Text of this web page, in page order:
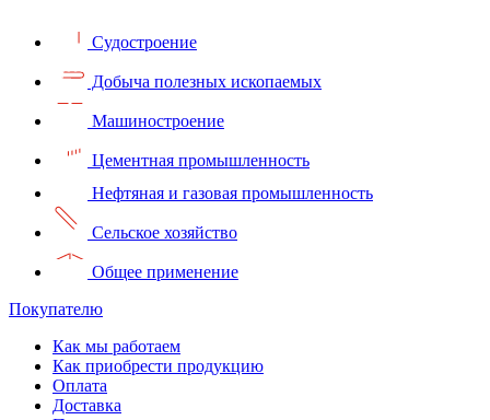
Судостроение
Добыча полезных ископаемых
Машиностроение
Цементная промышленность
Нефтяная и газовая промышленность
Сельское хозяйство
Общее применение
Покупателю
Как мы работаем
Как приобрести продукцию
Оплата
Доставка